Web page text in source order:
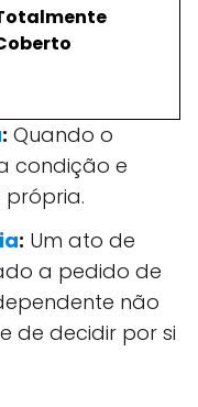
: Quando o
condição e
: Um ato de
a pedido de
não
de decidir por si